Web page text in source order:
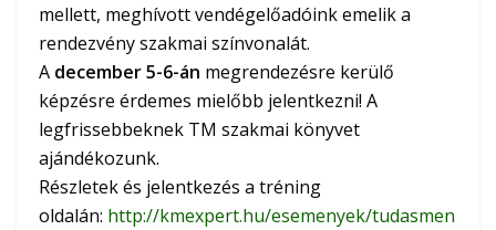
mellett, meghívott vendégelőadóink emelik a
rendezvény szakmai színvonalát.
A december 5-6-án megrendezésre kerülő
képzésre érdemes mielőbb jelentkezni! A
legfrissebbeknek TM szakmai könyvet
ajándékozunk.
Részletek és jelentkezés a tréning
oldalán: http://kmexpert.hu/esemenyek/tudasmen